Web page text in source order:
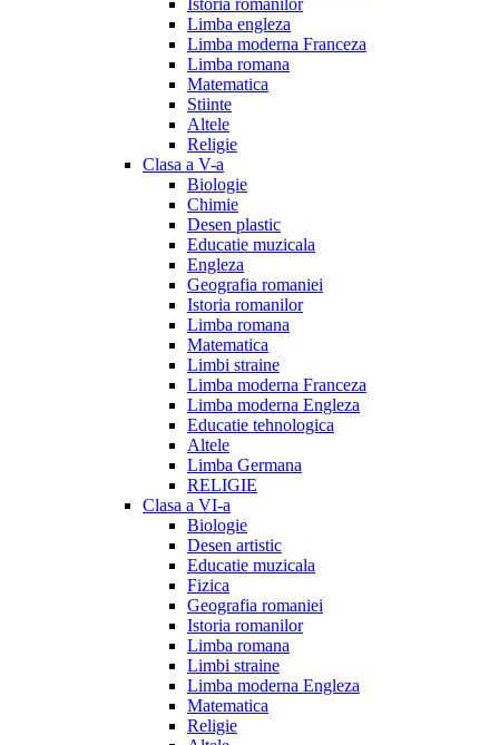
Istoria romanilor
Limba engleza
Limba moderna Franceza
Limba romana
Matematica
Stiinte
Altele
Religie
Clasa a V-a
Biologie
Chimie
Desen plastic
Educatie muzicala
Engleza
Geografia romaniei
Istoria romanilor
Limba romana
Matematica
Limbi straine
Limba moderna Franceza
Limba moderna Engleza
Educatie tehnologica
Altele
Limba Germana
RELIGIE
Clasa a VI-a
Biologie
Desen artistic
Educatie muzicala
Fizica
Geografia romaniei
Istoria romanilor
Limba romana
Limbi straine
Limba moderna Engleza
Matematica
Religie